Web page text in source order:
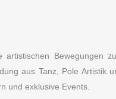
Bewegungen
aus Tanz, Pole Artistik
und exklusive Events.